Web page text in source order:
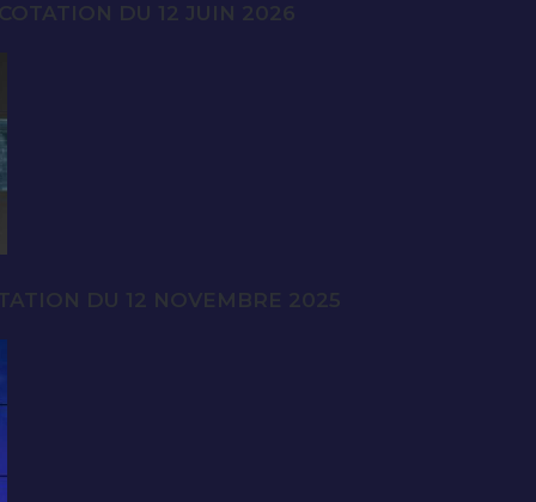
DU 12 JUIN 2026
DU 12 NOVEMBRE 2025